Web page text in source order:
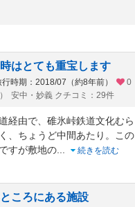
はとても重宝します
行時期：2018/07（約8年前）
0
安中・妙義 クチコミ：29件
経由で、碓氷峠鉄道文化むら
、ちょうど中間あたり。この
すが敷地の...
続きを読む
ころにある施設